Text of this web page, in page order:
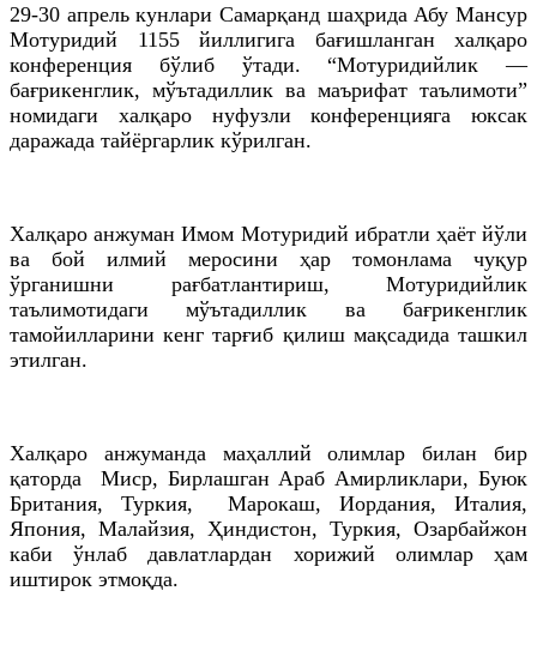
29-30 апрель кунлари Самарқанд шаҳрида Абу Мансур
Мотуридий 1155 йиллигига бағишланган халқаро
конференция бўлиб ўтади. “Мотуридийлик —
бағрикенглик, мўътадиллик ва маърифат таълимоти”
номидаги халқаро нуфузли конференцияга юксак
даражада тайёргарлик кўрилган.
Халқаро анжуман Имом Мотуридий ибратли ҳаёт йўли
ва бой илмий меросини ҳар томонлама чуқур
ўрганишни рағбатлантириш, Мотуридийлик
таълимотидаги мўътадиллик ва бағрикенглик
тамойилларини кенг тарғиб қилиш мақсадида ташкил
этилган.
Халқаро анжуманда маҳаллий олимлар билан бир
қаторда Миср, Бирлашган Араб Амирликлари, Буюк
Британия, Туркия, Марокаш, Иордания, Италия,
Япония, Малайзия, Ҳиндистон, Туркия, Озарбайжон
каби ўнлаб давлатлардан хорижий олимлар ҳам
иштирок этмоқда.